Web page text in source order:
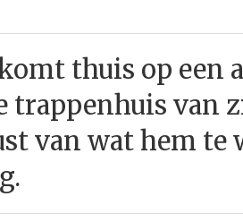
thuis op een
trappenhuis van
van wat hem te